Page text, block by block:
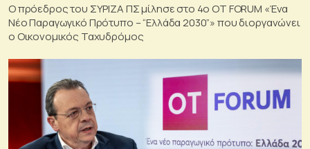
Ο πρόεδρος του ΣΥΡΙΖΑ ΠΣ μίλησε στο 4ο OT FORUM «Ένα
Νέο Παραγωγικό Πρότυπο – “Ελλάδα 2030”» που διοργανώνει
ο Οικονομικός Ταχυδρόμος